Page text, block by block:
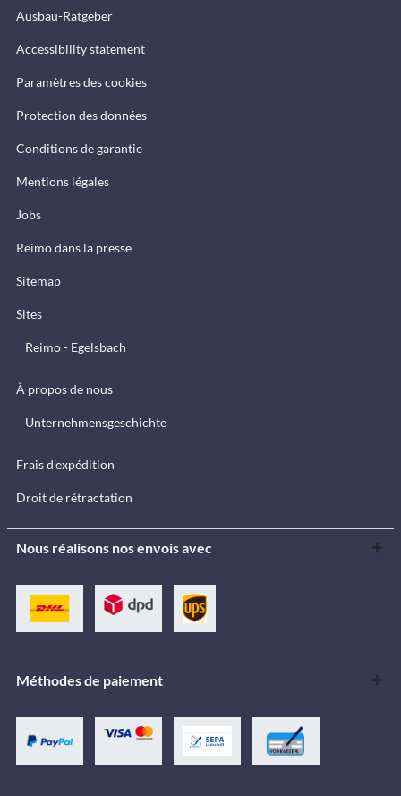
Ausbau-Ratgeber
Accessibility statement
Paramètres des cookies
Protection des données
Conditions de garantie
Mentions légales
Jobs
Reimo dans la presse
Sitemap
Sites
Reimo - Egelsbach
À propos de nous
Unternehmensgeschichte
Frais d'expédition
Droit de rétractation
Nous réalisons nos envois avec
Méthodes de paiement